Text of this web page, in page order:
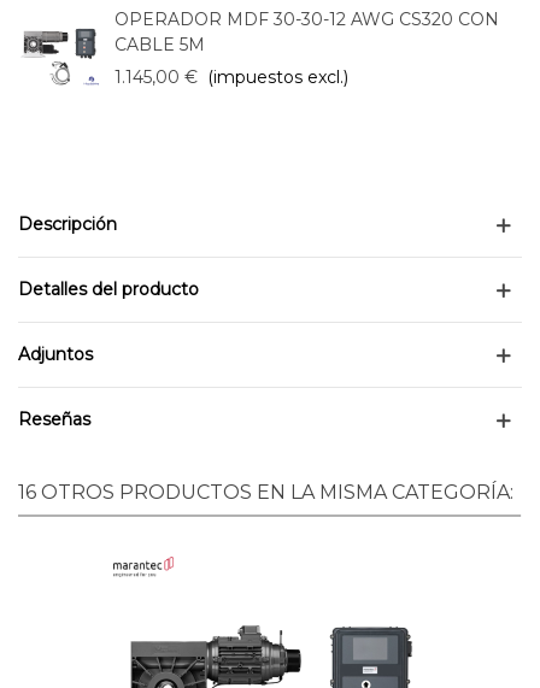
OPERADOR MDF 30-30-12 AWG CS320 CON
CABLE 5M
1.145,00 € (impuestos excl.)
Descripción
Detalles del producto
Adjuntos
Reseñas
16 OTROS PRODUCTOS EN LA MISMA CATEGORÍA: